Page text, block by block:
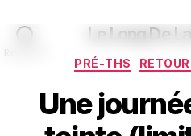
Le Long De
PRÉ-THS
Une